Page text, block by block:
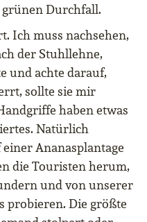
Durchfall.
Ich muss nachsehen,
der Stuhllehne,
und achte darauf,
sollte sie mir
haben etwas
Natürlich
Ananasplantage
die Touristen herum,
und von unserer
probieren. Die größte